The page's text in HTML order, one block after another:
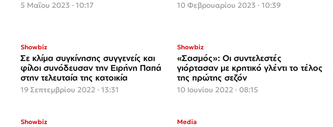
5 Μαΐου 2023 · 10:17 10 Φεβρουαρίου 2023 · 10:39
Showbiz
Σε κλίμα συγκίνησης συγγενείς και
φίλοι συνόδευσαν την Ειρήνη Παπά
στην τελευταία της κατοικία
19 Σεπτεμβρίου 2022 · 13:31
Showbiz
«Σασμός»: Οι συντελεστές
γιόρτασαν με κρητικό γλέντι το τέλος
της πρώτης σεζόν
10 Ιουνίου 2022 · 08:15
Showbiz Media